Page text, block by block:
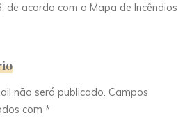
de acordo com o Mapa de Incêndios
não será publicado. Campos
com*